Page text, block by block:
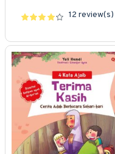
12 review(s)